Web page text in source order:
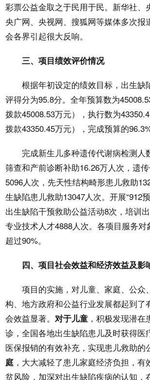
彩票公益金取之于民用于民。新华社、
央广网、央视网、搜狐网等媒体多次报
会各界引起很大反响。
三、项目绩效评价情况
根据年初设定的绩效目标，出生缺
评得分为95.8分。全年预算数为
拨款45008.53万元），执行数为
拨款43350.45万元），完成预算的96.3%
完成新生儿多种遗传代谢病检测人
筛查和产前诊断补助16.26万人次，遗
5096人次，先天性结构畸形患儿救助
生缺陷患儿救助13047人次。开展“912
出生缺陷干预救助公益活动8次，培训
专业技术人才4888人次。各项目服务对
超过90%。
四、项目社会效益和经济效益及影
项目的实施，对儿童、家庭、公众
构、地方政府和公益行业发展都起到了
会效益显著。对于儿童 ，积极发现潜
诊，全国各地出生缺陷患儿及时获得医
医保报销的有效补充，实现患儿救助的
庭 ，大大减轻了患儿家庭经济负担，
贫风险，加深对出生缺陷疾病的认知，